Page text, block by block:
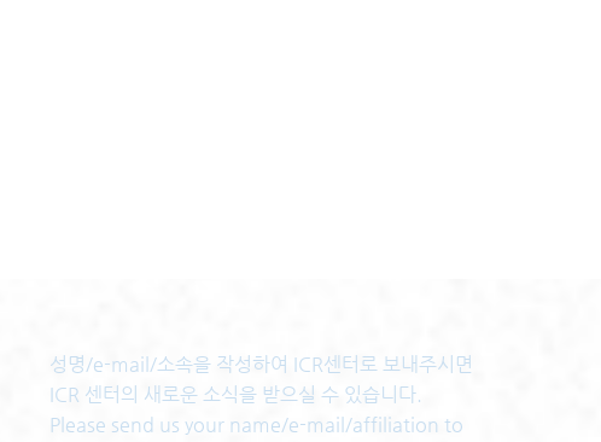
성명/e-mail/소속을 작성하여 ICR센터로 보내주시면
ICR 센터의 새로운 소식을 받으실 수 있습니다.
Please send us your name/e-mail/affiliation to